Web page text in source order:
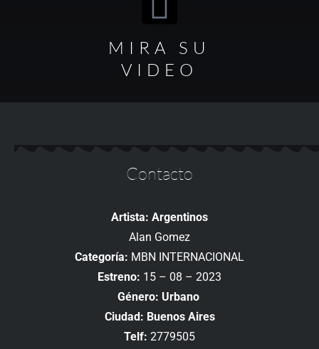
MIRA SU
VIDEO
Contacto
Artista: Argentinos
Alan Gomez
Categoría: MBN INTERNACIONAL
Estreno: 15 – 08 – 2023
Género: Urbano
Ciudad: Buenos Aires
Telf: 2779505